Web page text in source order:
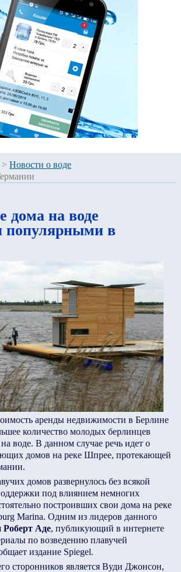
> Новости о воде
дома на воде
популярными в
аренды недвижимости в Берлине
количество молодых берлинцев
воде. В данном случае речь идет о
домов на реке Шпрее, протекающей
домов развернулось без всякой
под влиянием немногих
построивших свои дома на реке
Marina. Одним из лидеров данного
Роберт Аде, публикующий в интернете
по возведению плавучей
издание Spiegel.
сторонников является Вуди Джонсон,